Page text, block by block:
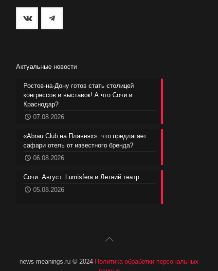
Актуальные новости
Ростов-на-Дону готов стать столицей
конгрессов и выставок! А что Сочи и
Краснодар?
07.08.2026
«Abrau Club на Плавнях»: что предлагает
сафари отель от известного бренда?
06.08.2026
Сочи. Август. Lumisfera и Летний театр…
05.08.2026
news-meanings.ru © 2024 Политика обработки персональных